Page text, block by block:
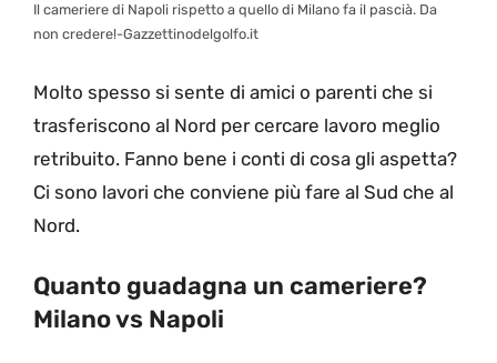
Il cameriere di Napoli rispetto a quello di Milano fa il pascià. Da
non credere!-Gazzettinodelgolfo.it
Molto spesso si sente di amici o parenti che si
trasferiscono al Nord per cercare lavoro meglio
retribuito. Fanno bene i conti di cosa gli aspetta?
Ci sono lavori che conviene più fare al Sud che al
Nord.
Quanto guadagna un cameriere?
Milano vs Napoli